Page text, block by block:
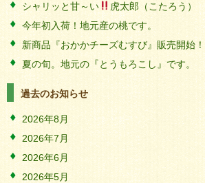
シャリッと甘～い
虎太郎（こたろう）
今年初入荷！地元産の桃です。
新商品『おかかチーズむすび』販売開始！
夏の旬。地元の『とうもろこし』です。
過去のお知らせ
2026年8月
2026年7月
2026年6月
2026年5月